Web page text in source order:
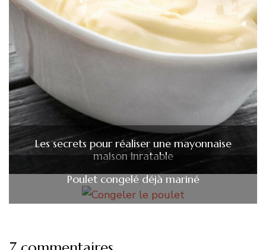
Les secrets pour réaliser une mayonnaise
maison inratable
Poulet congelé déjà mariné